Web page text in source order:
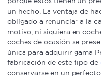
un hecho. La ventaja de
obligado a renunciar a la
motivo, ni siquiera en
coches de ocasión se
única para adquirir gama
fabricación de este tipo de
conservarse en un